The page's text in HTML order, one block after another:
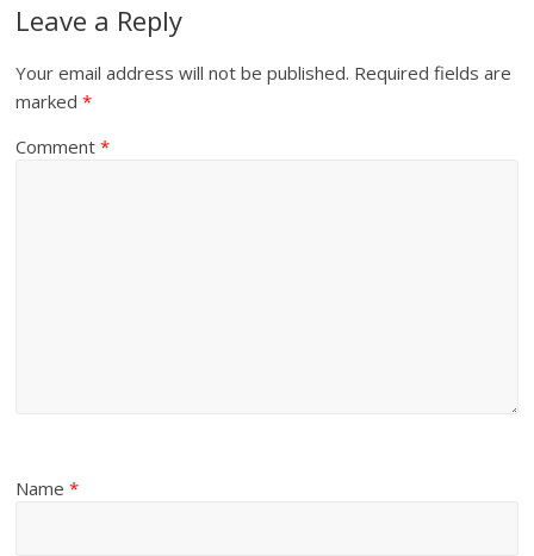
Leave a Reply
Your email address will not be published. Required fields are
marked*
Comment*
Name*